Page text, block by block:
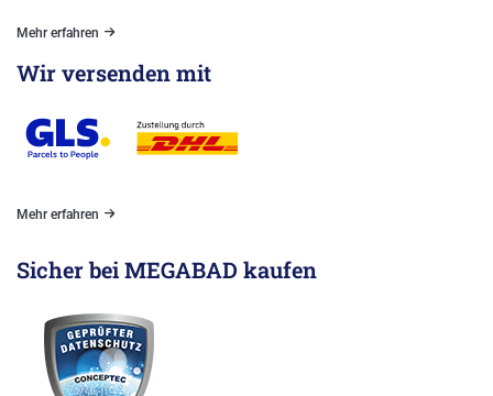
Unterputz chrom >05/12
Herstellerinformationen
DE, info@hansgrohe.de
Mehr erfahren
Wir versenden mit
Mehr erfahren
Sicher bei MEGABAD kaufen